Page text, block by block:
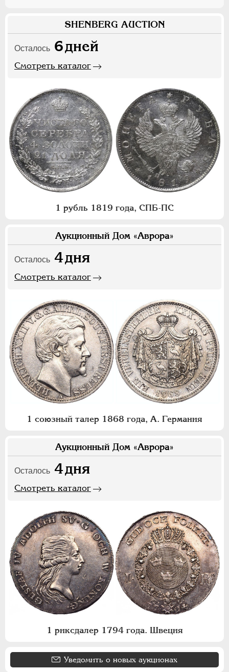
SHENBERG AUCTION
Осталось 6дней
Смотреть каталог
1 рубль 1819 года, СПБ-ПС
Аукционный Дом «Аврора»
Осталось 4дня
Смотреть каталог
1 союзный талер 1868 года, А. Германия
Аукционный Дом «Аврора»
Осталось 4дня
Смотреть каталог
1 риксдалер 1794 года. Швеция
Уведомить о новых аукционах